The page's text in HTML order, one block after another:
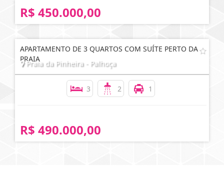
R$ 450.000,00
APARTAMENTO DE 3 QUARTOS COM SUÍTE PERTO DA
PRAIA
Praia da Pinheira - Palhoça
3 2 1
R$ 490.000,00